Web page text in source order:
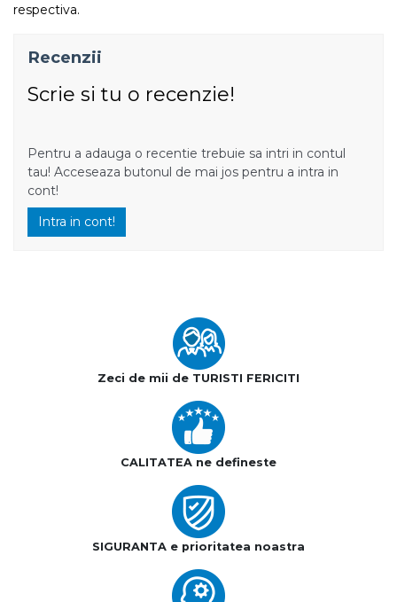
respectiva.
Recenzii
Scrie si tu o recenzie!
Pentru a adauga o recentie trebuie sa intri in contul
tau! Acceseaza butonul de mai jos pentru a intra in
cont!
Intra in cont!
Zeci de mii de TURISTI FERICITI
CALITATEA ne defineste
SIGURANTA e prioritatea noastra